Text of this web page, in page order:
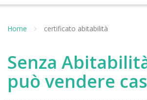
Home certificato abitabilità
Senza
può vendere